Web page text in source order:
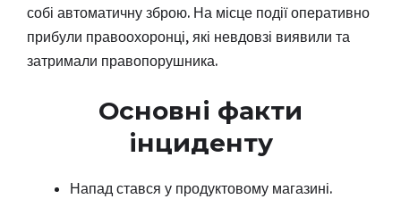
собі автоматичну зброю. На місце події оперативно
прибули правоохоронці, які невдовзі виявили та
затримали правопорушника.
Основні факти
інциденту
Напад стався у продуктовому магазині.